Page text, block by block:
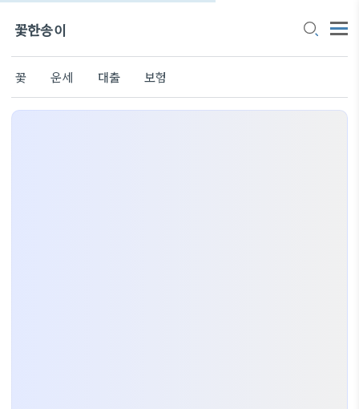
꽃한송이
꽃 운세 대출 보험